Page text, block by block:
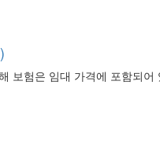
보험은 임대 가격에 포함되어